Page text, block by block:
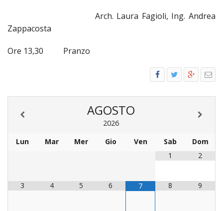
Arch. Laura Fagioli, Ing. Andrea
Zappacosta
Ore 13,30 Pranzo
AGOSTO
2026
Lun
Mar Mer Gio Ven Sab
Dom
1
2
3 4 5 6 7 8 9